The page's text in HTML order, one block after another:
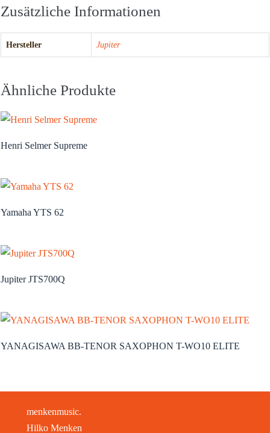
Zusätzliche Informationen
Hersteller Jupiter
Ähnliche Produkte
Henri Selmer Supreme
Yamaha YTS 62
Jupiter JTS700Q
YANAGISAWA BB-TENOR SAXOPHON T-WO10 ELITE
menkenmusic.
Hilko Menken